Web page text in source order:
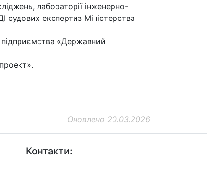
лабораторії інженерно-
судових експертиз Міністерства
«Державний
Оновлено 20.03.2026
Контакти: